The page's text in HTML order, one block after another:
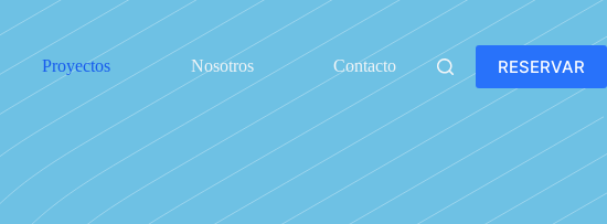
Proyectos Nosotros Contacto RESERVAR